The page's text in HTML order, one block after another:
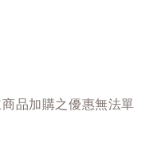
品加購之優惠無法單